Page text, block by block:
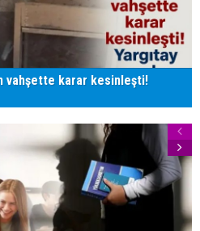
vahşette karar kesinleşti!